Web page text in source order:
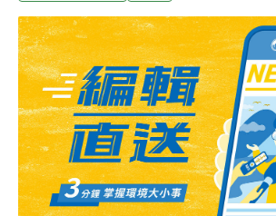
也常見鹼性治療的副作用風險，可能包
容積控制風險。 作者們寫道，工業
中，產酸和產鹼蛋白質的比值相當高，
是蔬果類，增加蔬果可改善CKD的代謝
加Na+的併發症。為了測試這個假設，
派71名有高血壓的第4期CKD病患分為
中添加蔬果、為期一年。由一個食物銀
且由營養師配方。這組的研究對象並沒
導，並可依他們自己的希望在飲食增加